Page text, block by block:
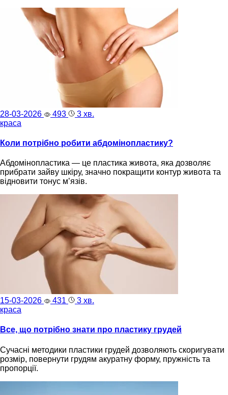
28-03-2026 493
3 хв.
краса
Коли потрібно робити абдомінопластику?
Абдомінопластика — це пластика живота, яка дозволяє
прибрати зайву шкіру, значно покращити контур живота та
відновити тонус м’язів.
15-03-2026 431
3 хв.
краса
Все, що потрібно знати про пластику грудей
Сучасні методики пластики грудей дозволяють скоригувати
розмір, повернути грудям акуратну форму, пружність та
пропорції.